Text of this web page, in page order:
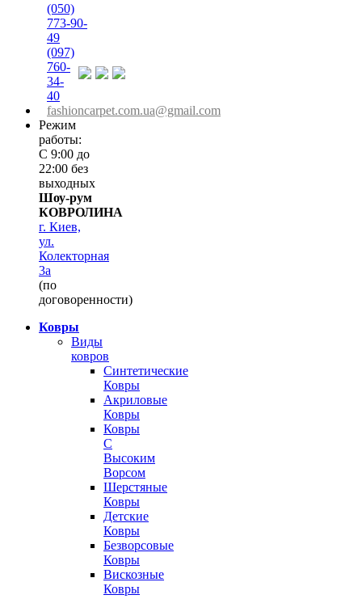
(050)
773-90-
49
(097)
760-
34-
40
fashioncarpet.com.ua@gmail.com
Режим
работы:
С 9:00 до
22:00 без
выходных
Шоу-рум
КОВРОЛИНА
г. Киев,
ул.
Колекторная
3а
(по
договоренности)
Ковры
Виды
ковров
Синтетические
Ковры
Акриловые
Ковры
Ковры
С
Высоким
Ворсом
Шерстяные
Ковры
Детские
Ковры
Безворсовые
Ковры
Вискозные
Ковры